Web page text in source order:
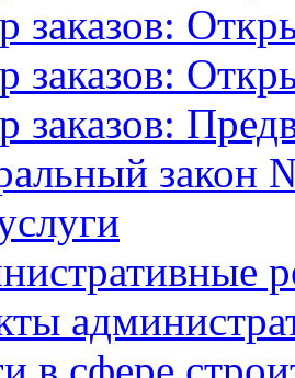
заказов:
заказов:
заказов:
закон